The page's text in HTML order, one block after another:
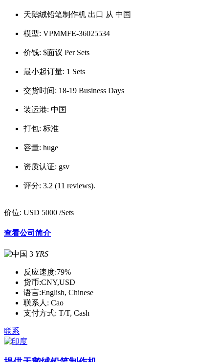
天鹅绒铅笔制作机 出口 从 中国
模型: VPMMFE-36025534
价钱: $面议 Per Sets
最小起订量: 1 Sets
交货时间: 18-19 Business Days
装运港: 中国
打包: 标准
容量: huge
资质认证: gsv
评分: 3.2 (11 reviews).
价位: USD 5000 /Sets
查看公司简介
3 YRS
反应速度:79%
货币:CNY,USD
语言:English, Chinese
联系人: Cao
支付方式: T/T, Cash
联系